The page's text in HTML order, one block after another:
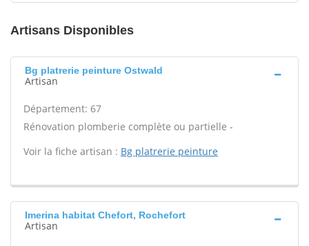
Artisans Disponibles
Bg platrerie peinture Ostwald
Artisan
Département: 67
Rénovation plomberie complète ou partielle -
Voir la fiche artisan : Bg platrerie peinture
Imerina habitat Chefort, Rochefort
Artisan